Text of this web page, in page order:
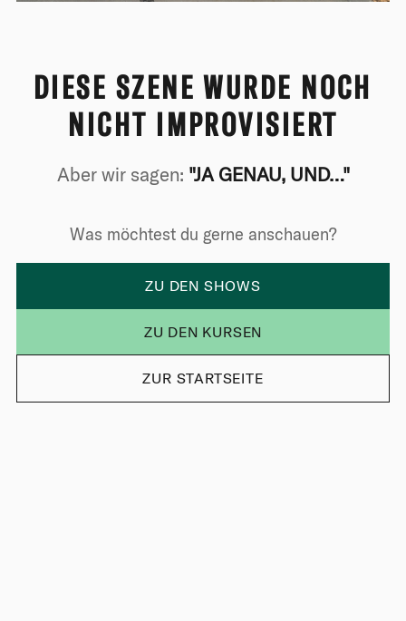
DIESE SZENE WURDE NOCH
NICHT IMPROVISIERT
Aber wir sagen: "JA GENAU, UND…"
Was möchtest du gerne anschauen?
ZU DEN SHOWS
ZU DEN KURSEN
ZUR STARTSEITE